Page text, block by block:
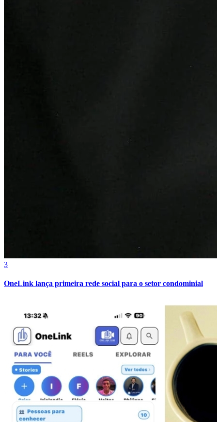
3
OneLink lança primeira rede social para o setor condominial